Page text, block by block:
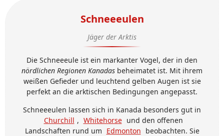
Schneeeulen
Jäger der Arktis
Die Schneeeule ist ein markanter Vogel, der in den
nördlichen Regionen Kanadas beheimatet ist. Mit ihrem
weißen Gefieder und leuchtend gelben Augen ist sie
perfekt an die arktischen Bedingungen angepasst.
Schneeeulen lassen sich in Kanada besonders gut in
Churchill , Whitehorse und den offenen
Landschaften rund um Edmonton beobachten. Sie